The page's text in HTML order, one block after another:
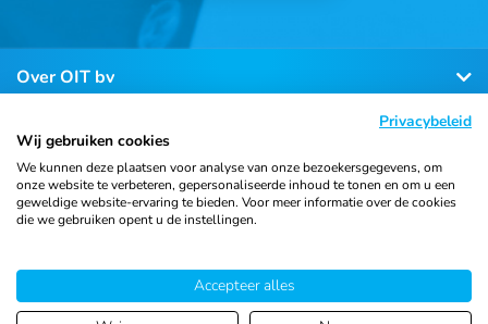
Over OIT bv
Klantenservice
Contact
& Trading B.V.
Algemene voorwaarden
verklaring
Cookiebeleid Sitemap
Privacybeleid
Wij gebruiken cookies
We kunnen deze plaatsen voor analyse van onze bezoekersgegevens, om
onze website te verbeteren, gepersonaliseerde inhoud te tonen en om u een
geweldige website-ervaring te bieden. Voor meer informatie over de cookies
die we gebruiken opent u de instellingen.
Accepteer alles